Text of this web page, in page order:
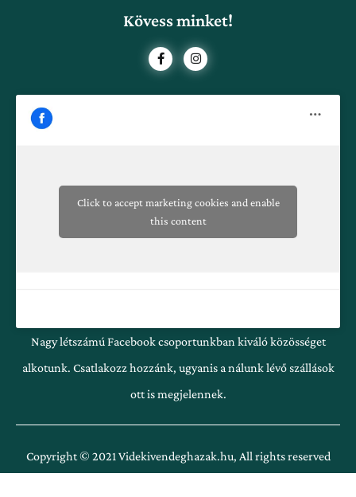
Kövess minket!
F
a
c
I
n
s
Click to accept marketing cookies and enable
this content
Nagy létszámú Facebook csoportunkban kiváló közösséget
alkotunk. Csatlakozz hozzánk, ugyanis a nálunk lévő szállások
ott is megjelennek.
Copyright © 2021 Videkivendeghazak.hu, All rights reserved